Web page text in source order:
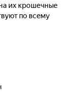
их крошечные
по всему